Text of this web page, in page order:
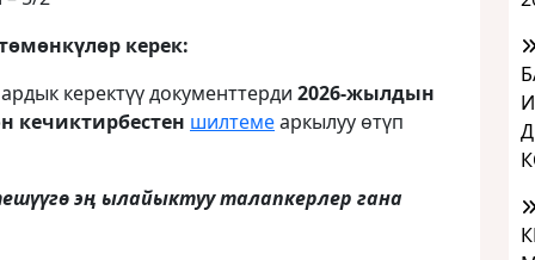
керек:
керектүү документтерди 2026-жылдын
кечиктирбестен шилтемеаркылуу өтүп
эң ылайыктуу талапкерлер гана